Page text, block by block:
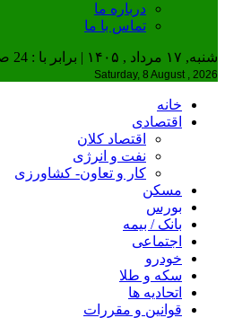
درباره ما
تماس با ما
شنبه, ۱۷ مرداد , ۱۴۰۵ | برابر با : 24 صفر 1448
Saturday, 8 August , 2026
خانه
اقتصادی
اقتصاد کلان
نفت و انرژی
کار و تعاون- کشاورزی
مسکن
بورس
بانک / بیمه
اجتماعی
خودرو
سکه و طلا
اتحادیه ها
قوانین و مقررات